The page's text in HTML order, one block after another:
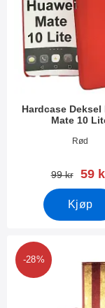
Hardcase Deksel
Mate 10
Varenummer 25260
Rød
gammel
99 kr ny
59
Kjøp
-28%
Merk designwallet